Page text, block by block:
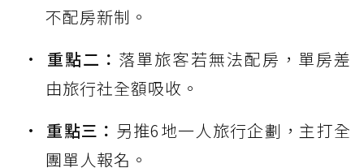
不配房新制。
重點二： 落單旅客若無法配房，單房差
由旅行社全額吸收。
重點三： 另推6地一人旅行企劃，主打全
團單人報名。